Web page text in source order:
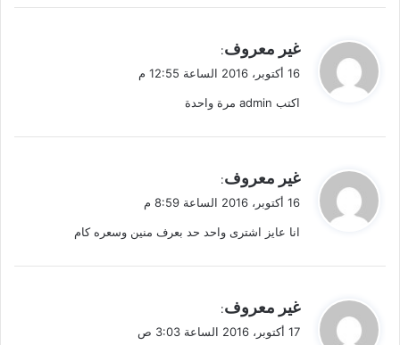
ي
ق
ل
غير معروف:
16 أكتوبر، 2016 الساعة 12:55 م
اكتب admin مرة واحدة
ي
ق
ل
غير معروف:
16 أكتوبر، 2016 الساعة 8:59 م
انا عايز اشترى واحد حد بعرف منين وسعره كام
ي
ق
غير معروف:
17 أكتوبر، 2016 الساعة 3:03 ص